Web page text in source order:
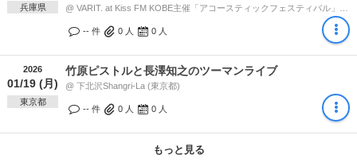
兵庫県
-- 件 0 人 0 人
2026
01/19 (月)
東京都
竹原ピストルと長澤知之のツーマンライブ
@ 下北沢Shangri-La (東京都)
-- 件 0 人 0 人
もっと見る